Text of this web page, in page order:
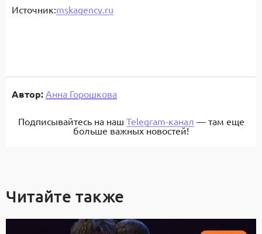
Источник:mskagency.ru
Автор: Анна Горошкова
Подписывайтесь на наш Telegram-канал — там еще
больше важных новостей!
Читайте также